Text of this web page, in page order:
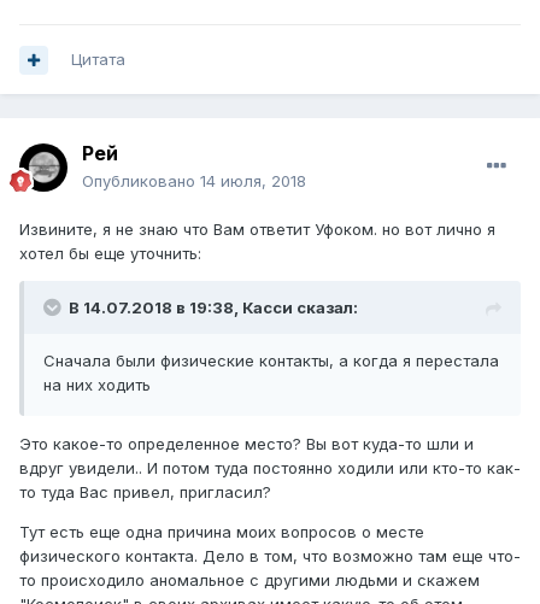
Цитата
Рей
Опубликовано 14 июля, 2018
Извините, я не знаю что Вам ответит Уфоком. но вот лично я
хотел бы еще уточнить:
В 14.07.2018 в 19:38, Касси сказал:
Сначала были физические контакты, а когда я перестала
на них ходить
Это какое-то определенное место? Вы вот куда-то шли и
вдруг увидели.. И потом туда постоянно ходили или кто-то как-
то туда Вас привел, пригласил?
Тут есть еще одна причина моих вопросов о месте
физического контакта. Дело в том, что возможно там еще что-
то происходило аномальное с другими людьми и скажем